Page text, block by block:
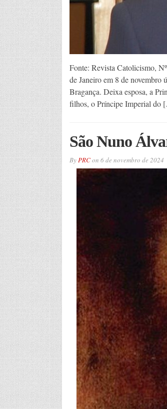
Fonte: Revista Catolicismo,
de Janeiro em 8 de
Bragança. Deixa esposa, a
filhos, o Príncipe Imperial do
São Nuno
ByPRCon 6 de novembro de 2024